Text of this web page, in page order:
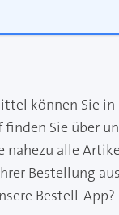
können Sie in
Sie über
nahezu alle
Bestellung
Bestell-